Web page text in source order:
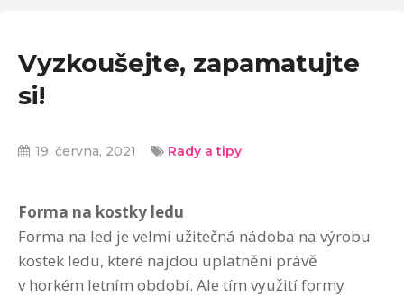
Vyzkoušejte, zapamatujte
si!
19. června, 2021 Rady a tipy
Forma na kostky ledu
Forma na led je velmi užitečná nádoba na výrobu
kostek ledu, které najdou uplatnění právě
v horkém letním období. Ale tím využití formy